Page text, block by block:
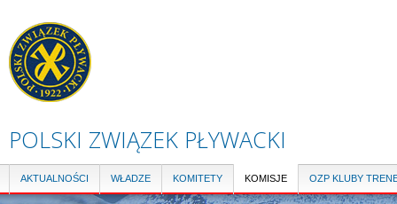
POLSKI ZWIĄZEK PŁYWACKI
AKTUALNOŚCI WŁADZE KOMITETY KOMISJE OZP KLUBY